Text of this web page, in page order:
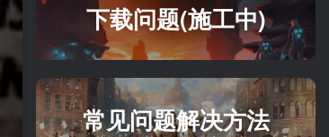
下载问题(施工中)
常见问题解决方法